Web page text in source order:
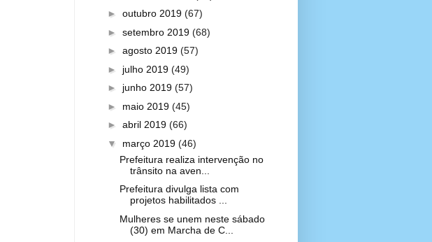
► outubro 2019 (67)
► setembro 2019 (68)
► agosto 2019 (57)
► julho 2019 (49)
► junho 2019 (57)
► maio 2019 (45)
► abril 2019 (66)
▼ março 2019 (46)
Prefeitura realiza intervenção no
trânsito na aven...
Prefeitura divulga lista com
projetos habilitados ...
Mulheres se unem neste sábado
(30) em Marcha de C...